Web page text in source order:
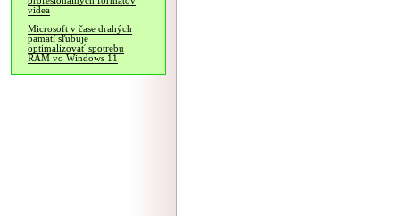
videa
Microsoft v čase drahých
pamätí sľubuje
optimalizovať spotrebu
RAM vo Windows 11